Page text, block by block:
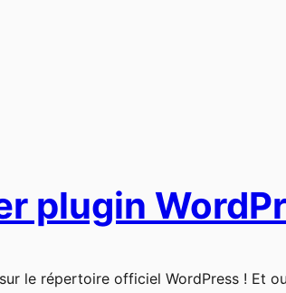
plugin
le répertoire officiel WordPress ! Et